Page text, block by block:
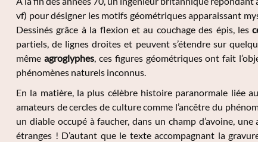
vf) pour désigner les motifs géométriques apparaissant
Dessinés grâce à la flexion et au couchage des épis, les
partiels, de lignes droites et peuvent s’étendre sur
même agroglyphes, ces figures géométriques ont fait
phénomènes naturels inconnus.
En la matière, la plus célèbre histoire paranormale liée
amateurs de cercles de culture comme l’ancêtre du
un diable occupé à faucher, dans un champ d’avoine,
étranges ! D’autant que le texte accompagnant la